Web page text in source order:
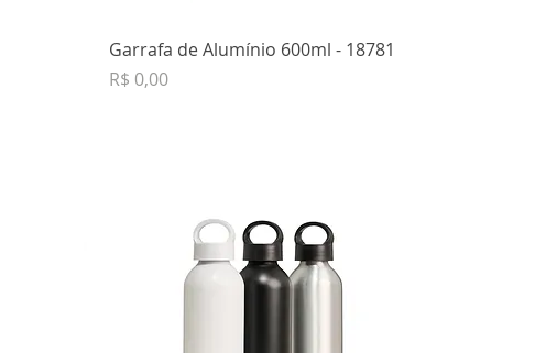
Garrafa de Alumínio 600ml - 18781
Preço
R$ 0,00